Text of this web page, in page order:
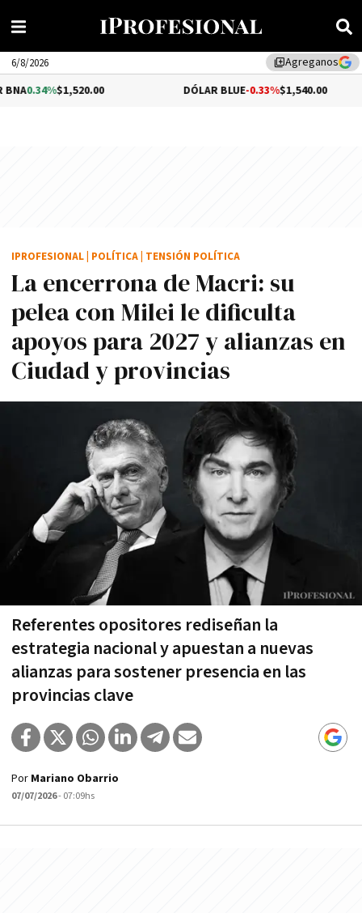
library_addAgreganos
6/8/2026
DÓLAR BLUE-0.33%$1,540.00
La encerrona de Macri: su
pelea con Milei le dificulta
apoyos para 2027 y alianzas en
Ciudad y provincias
Referentes opositores rediseñan la
estrategia nacional y apuestan a nuevas
alianzas para sostener presencia en las
provincias clave
IPROFESIONAL POLÍTICA TENSIÓN POLÍTICA
Por Mariano Obarrio
07/07/2026- 07:09hs